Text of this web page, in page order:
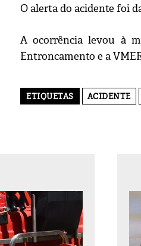
O alerta do acidente foi
A ocorrência levou à
Entroncamento e a
ETIQUETAS ACIDENTE